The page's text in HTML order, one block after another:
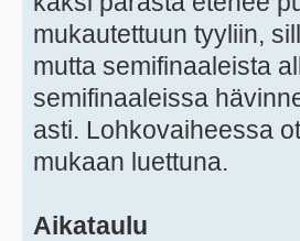
mukautettuun tyyliin,
mutta semifinaaleista
semifinaaleissa
asti. Lohkovaiheessa
mukaan luettuna.
Aikataulu